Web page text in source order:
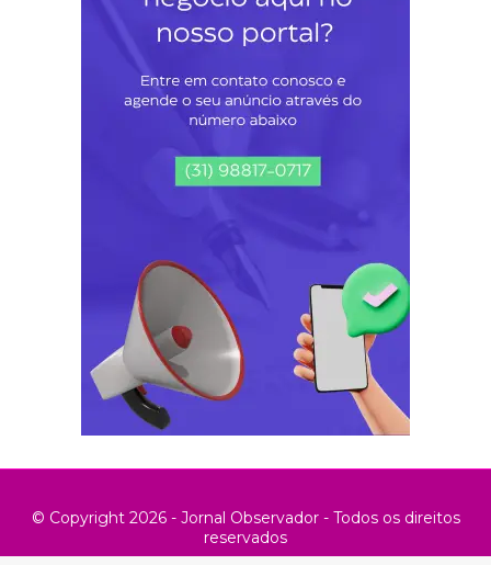
© Copyright 2026 - Jornal Observador - Todos os direitos
reservados